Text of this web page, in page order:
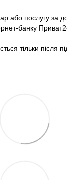
або послугу за
банку
тільки після